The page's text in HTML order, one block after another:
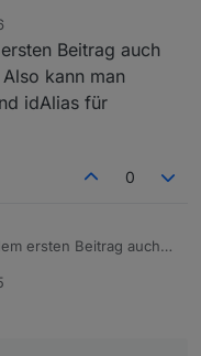
hinzugefügt.
Wie bekomme
habe im Alexa
die "echten"
als Typ &
dass es
"false" setzt -> dann
jeden Fall von iot
und nicht den
sich die Alexa
eher, wenn
Beitrag auch
kann man
idAlias für
0
ersten Beitrag auch
und idAlias für